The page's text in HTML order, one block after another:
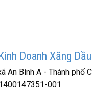
Doanh Xăng
An Bình A - Thành phố
001